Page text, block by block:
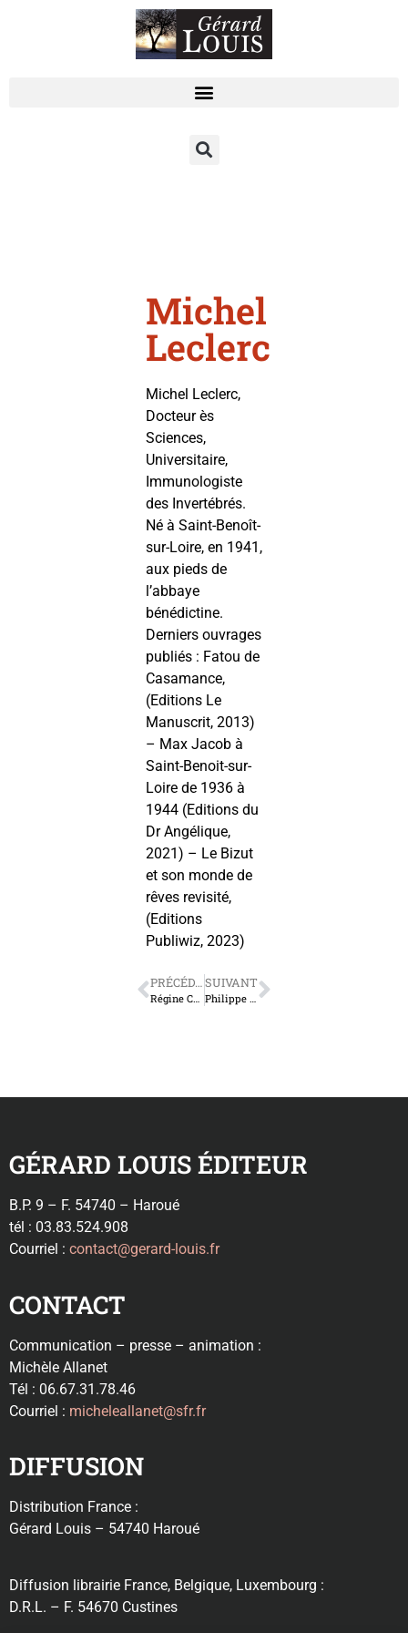
Michel
Leclerc
Michel Leclerc,
Docteur ès
Sciences,
Universitaire,
Immunologiste
des Invertébrés.
Né à Saint-Benoît-
sur-Loire, en 1941,
aux pieds de
l’abbaye
bénédictine.
Derniers ouvrages
publiés : Fatou de
Casamance,
(Editions Le
Manuscrit, 2013)
– Max Jacob à
Saint-Benoit-sur-
Loire de 1936 à
1944 (Editions du
Dr Angélique,
2021) – Le Bizut
et son monde de
rêves revisité,
(Editions
Publiwiz, 2023)
PRÉCÉDENT
Régine Cernier-Nathalie Fagot
SUIVANT
Philippe Wernert
GÉRARD LOUIS ÉDITEUR
B.P. 9 – F. 54740 – Haroué
tél : 03.83.524.908
Courriel : contact@gerard-louis.fr
CONTACT
Communication – presse – animation :
Michèle Allanet
Tél : 06.67.31.78.46
Courriel : micheleallanet@sfr.fr
DIFFUSION
Distribution France :
Gérard Louis – 54740 Haroué
Diffusion librairie France, Belgique, Luxembourg :
D.R.L. – F. 54670 Custines